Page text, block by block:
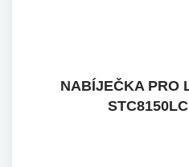
NABÍJEČKA PRO